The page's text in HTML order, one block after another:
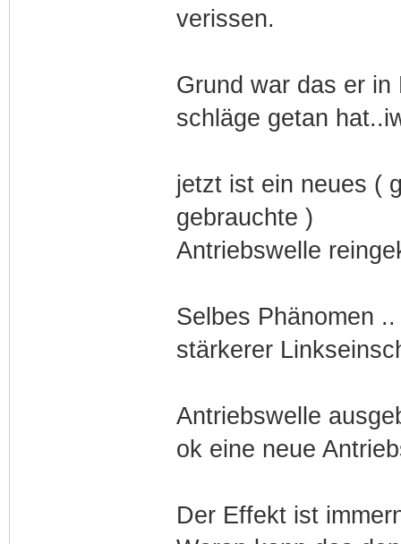
verissen.
Grund war das er
schläge getan
jetzt ist ein neues (
gebrauchte )
Antriebswelle
Selbes Phänomen ..
stärkerer
Antriebswelle
ok eine neue
Der Effekt ist